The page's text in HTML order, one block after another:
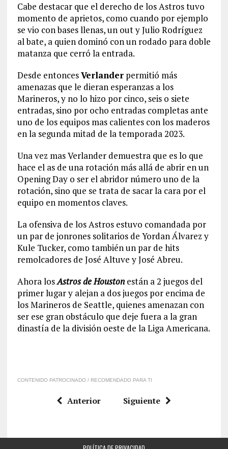
Cabe destacar que el derecho de los Astros tuvo
momento de aprietos, como cuando por ejemplo
se vio con bases llenas, un out y Julio Rodríguez
al bate, a quien dominó con un rodado para doble
matanza que cerró la entrada.
Desde entoncesVerlanderpermitió más
amenazas que le dieran esperanzas a los
Marineros, y no lo hizo por cinco, seis o siete
entradas, sino por ocho entradas completas ante
uno de los equipos mas calientes con los maderos
en la segunda mitad de la temporada 2023.
Una vez mas Verlander demuestra que es lo que
hace el as de una rotación más allá de abrir en un
Opening Day o ser el abridor número uno de la
rotación, sino que se trata de sacar la cara por el
equipo en momentos claves.
La ofensiva de los Astros estuvo comandada por
un par de jonrones solitarios de Yordan Álvarez y
Kule Tucker, como también un par de hits
remolcadores de José Altuve y José Abreu.
Ahora losAstros de Houstonestán a 2 juegos del
primer lugar y alejan a dos juegos por encima de
los Marineros de Seattle, quienes amenazan con
ser ese gran obstáculo que deje fuera a la gran
dinastía de la división oeste de la Liga Americana.
CONTENIDO PATROCINADO / RECOMENDADO PARA TI
Anterior Siguiente